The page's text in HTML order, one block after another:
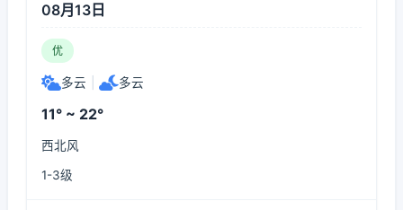
08月13日
优
多云 多云
11° ~ 22°
西北风
1-3级